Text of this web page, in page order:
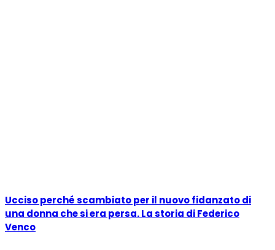
Ucciso perché scambiato per il nuovo fidanzato di
una donna che si era persa. La storia di Federico
Venco